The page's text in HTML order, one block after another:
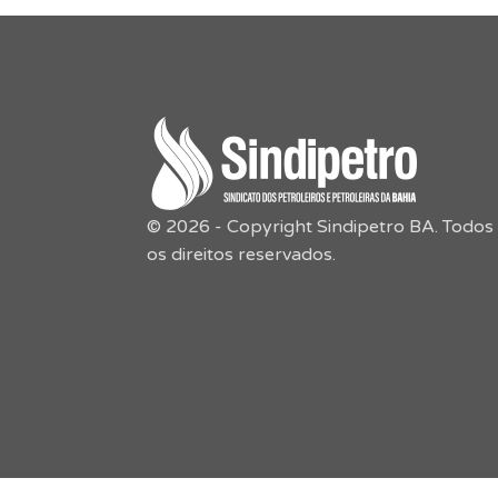
© 2026 - Copyright Sindipetro BA. Todos
os direitos reservados.